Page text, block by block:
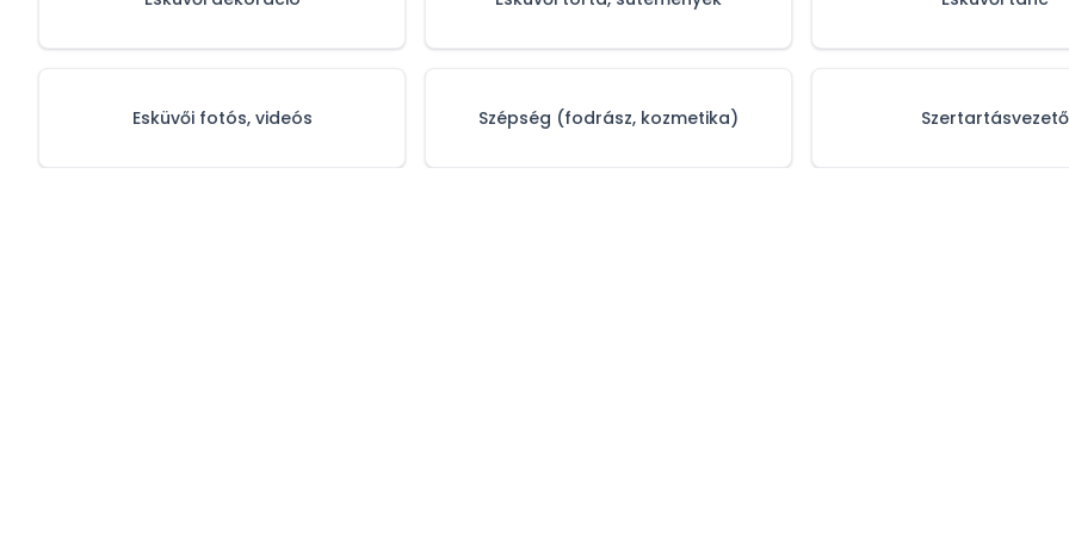
Esküvői fotós, videós Szépség (fodrász, kozmetika) Szertartásvezető